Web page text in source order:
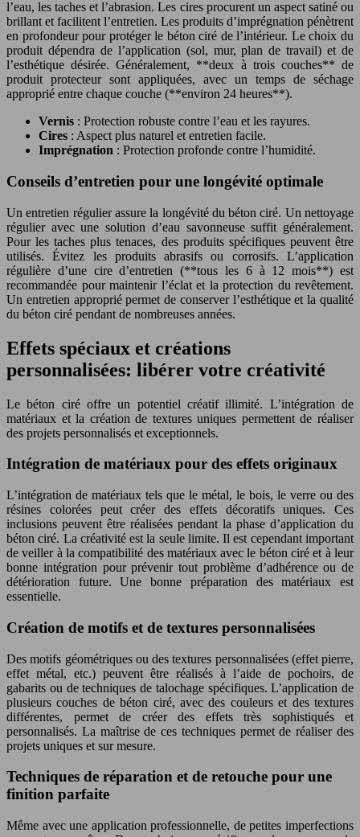
l’eau, les taches et l’abrasion. Les cires procurent un aspect satiné ou
brillant et facilitent l’entretien. Les produits d’imprégnation pénètrent
en profondeur pour protéger le béton ciré de l’intérieur. Le choix du
produit dépendra de l’application (sol, mur, plan de travail) et de
l’esthétique désirée. Généralement, **deux à trois couches** de
produit protecteur sont appliquées, avec un temps de séchage
approprié entre chaque couche (**environ 24 heures**).
Vernis : Protection robuste contre l’eau et les rayures.
Cires : Aspect plus naturel et entretien facile.
Imprégnation : Protection profonde contre l’humidité.
Conseils d’entretien pour une longévité optimale
Un entretien régulier assure la longévité du béton ciré. Un nettoyage
régulier avec une solution d’eau savonneuse suffit généralement.
Pour les taches plus tenaces, des produits spécifiques peuvent être
utilisés. Évitez les produits abrasifs ou corrosifs. L’application
régulière d’une cire d’entretien (**tous les 6 à 12 mois**) est
recommandée pour maintenir l’éclat et la protection du revêtement.
Un entretien approprié permet de conserver l’esthétique et la qualité
du béton ciré pendant de nombreuses années.
Effets spéciaux et créations
personnalisées: libérer votre créativité
Le béton ciré offre un potentiel créatif illimité. L’intégration de
matériaux et la création de textures uniques permettent de réaliser
des projets personnalisés et exceptionnels.
Intégration de matériaux pour des effets originaux
L’intégration de matériaux tels que le métal, le bois, le verre ou des
résines colorées peut créer des effets décoratifs uniques. Ces
inclusions peuvent être réalisées pendant la phase d’application du
béton ciré. La créativité est la seule limite. Il est cependant important
de veiller à la compatibilité des matériaux avec le béton ciré et à leur
bonne intégration pour prévenir tout problème d’adhérence ou de
détérioration future. Une bonne préparation des matériaux est
essentielle.
Création de motifs et de textures personnalisées
Des motifs géométriques ou des textures personnalisées (effet pierre,
effet métal, etc.) peuvent être réalisés à l’aide de pochoirs, de
gabarits ou de techniques de talochage spécifiques. L’application de
plusieurs couches de béton ciré, avec des couleurs et des textures
différentes, permet de créer des effets très sophistiqués et
personnalisés. La maîtrise de ces techniques permet de réaliser des
projets uniques et sur mesure.
Techniques de réparation et de retouche pour une
finition parfaite
Même avec une application professionnelle, de petites imperfections